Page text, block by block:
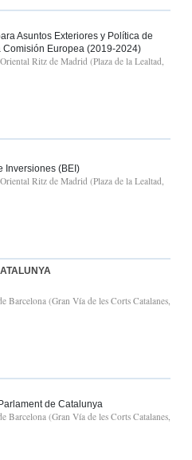
Asuntos Exteriores y Política de
Europea (2019-2024)
Ritz de Madrid (Plaza de la Lealtad,
Inversiones (BEI)
Ritz de Madrid (Plaza de la Lealtad,
Barcelona (Gran Vía de les Corts Catalanes,
de Catalunya
Barcelona (Gran Vía de les Corts Catalanes,